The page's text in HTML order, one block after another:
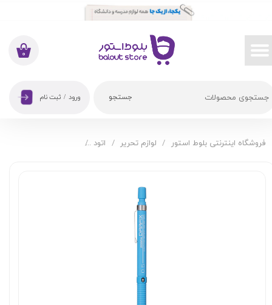
جستجو
۰
ورود / ثبت نام
حساب کاربری من
تغییر گذر واژه
فروشگاه اینترنتی بلوط استور لوازم تحریر اتود